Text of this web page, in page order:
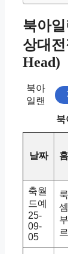
북아
상대
Head)
북아
일랜
북
날짜 홈
축월
드예
25-
09-
05
룩
셈
부
르